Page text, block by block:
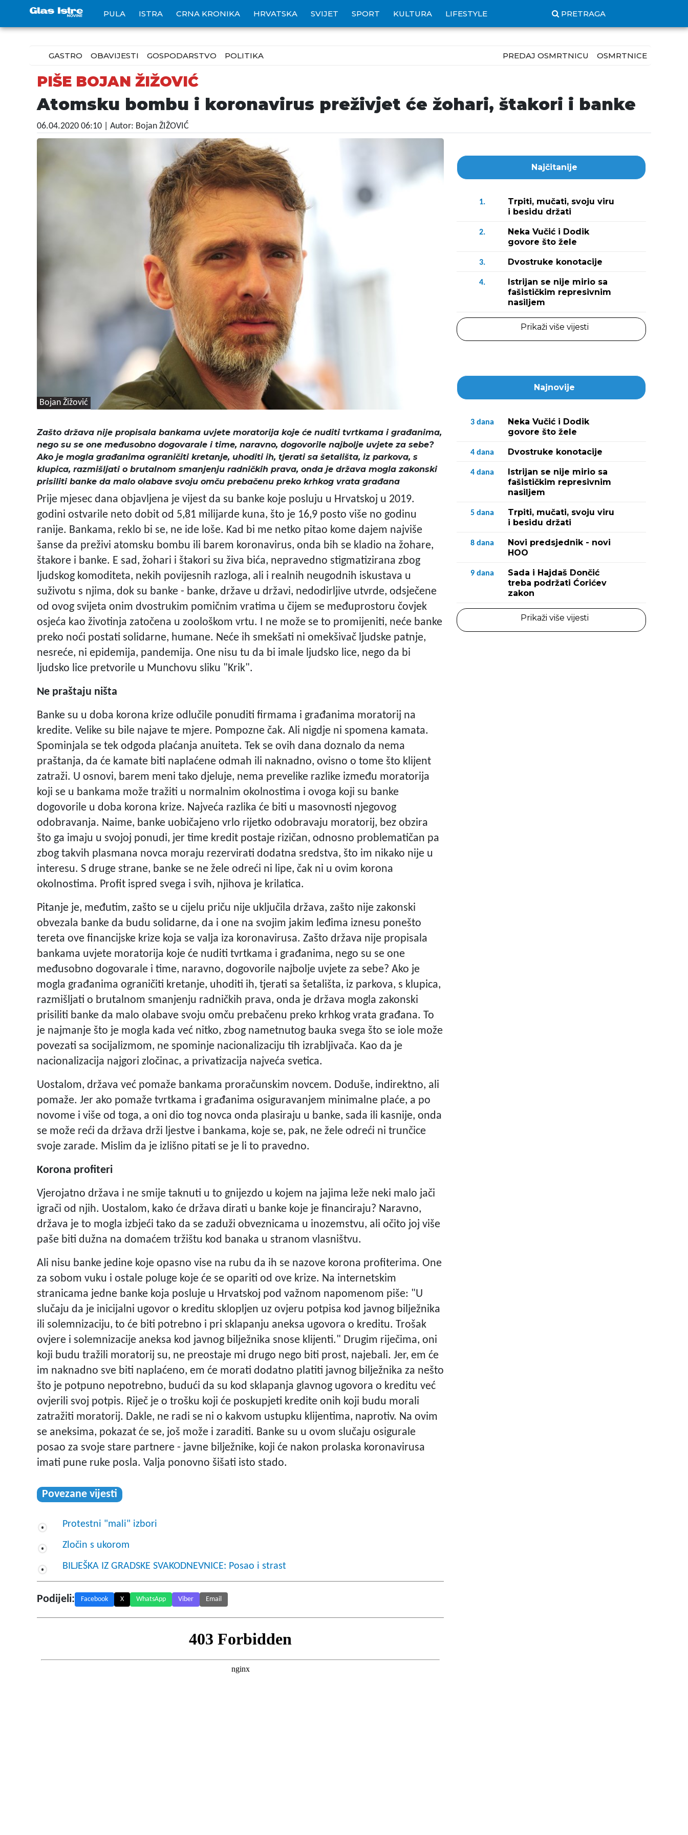
PULA ISTRA CRNA KRONIKA HRVATSKA SVIJET SPORT KULTURA LIFESTYLE PRETRAGA
GASTRO OBAVIJESTI GOSPODARSTVO POLITIKA PREDAJ OSMRTNICU OSMRTNICE
PIŠE BOJAN ŽIŽOVIĆ
Atomsku bombu i koronavirus preživjet će žohari, štakori i banke
06.04.2020 06:10 | Autor: Bojan ŽIŽOVIĆ
Bojan Žižović
Zašto država nije propisala bankama uvjete moratorija koje će nuditi tvrtkama i građanima,
nego su se one međusobno dogovarale i time, naravno, dogovorile najbolje uvjete za sebe?
Ako je mogla građanima ograničiti kretanje, uhoditi ih, tjerati sa šetališta, iz parkova, s
klupica, razmišljati o brutalnom smanjenju radničkih prava, onda je država mogla zakonski
prisiliti banke da malo olabave svoju omču prebačenu preko krhkog vrata građana
Prije mjesec dana objavljena je vijest da su banke koje posluju u Hrvatskoj u 2019.
godini ostvarile neto dobit od 5,81 milijarde kuna, što je 16,9 posto više no godinu
ranije. Bankama, reklo bi se, ne ide loše. Kad bi me netko pitao kome dajem najviše
šanse da preživi atomsku bombu ili barem koronavirus, onda bih se kladio na žohare,
štakore i banke. E sad, žohari i štakori su živa bića, nepravedno stigmatizirana zbog
ljudskog komoditeta, nekih povijesnih razloga, ali i realnih neugodnih iskustava u
suživotu s njima, dok su banke - banke, države u državi, nedodirljive utvrde, odsječene
od ovog svijeta onim dvostrukim pomičnim vratima u čijem se međuprostoru čovjek
osjeća kao životinja zatočena u zoološkom vrtu. I ne može se to promijeniti, neće banke
preko noći postati solidarne, humane. Neće ih smekšati ni omekšivač ljudske patnje,
nesreće, ni epidemija, pandemija. One nisu tu da bi imale ljudsko lice, nego da bi
ljudsko lice pretvorile u Munchovu sliku "Krik".
Ne praštaju ništa
Banke su u doba korona krize odlučile ponuditi firmama i građanima moratorij na
kredite. Velike su bile najave te mjere. Pompozne čak. Ali nigdje ni spomena kamata.
Spominjala se tek odgoda plaćanja anuiteta. Tek se ovih dana doznalo da nema
praštanja, da će kamate biti naplaćene odmah ili naknadno, ovisno o tome što klijent
zatraži. U osnovi, barem meni tako djeluje, nema prevelike razlike između moratorija
koji se u bankama može tražiti u normalnim okolnostima i ovoga koji su banke
dogovorile u doba korona krize. Najveća razlika će biti u masovnosti njegovog
odobravanja. Naime, banke uobičajeno vrlo rijetko odobravaju moratorij, bez obzira
što ga imaju u svojoj ponudi, jer time kredit postaje rizičan, odnosno problematičan pa
zbog takvih plasmana novca moraju rezervirati dodatna sredstva, što im nikako nije u
interesu. S druge strane, banke se ne žele odreći ni lipe, čak ni u ovim korona
okolnostima. Profit ispred svega i svih, njihova je krilatica.
Pitanje je, međutim, zašto se u cijelu priču nije uključila država, zašto nije zakonski
obvezala banke da budu solidarne, da i one na svojim jakim leđima iznesu ponešto
tereta ove financijske krize koja se valja iza koronavirusa. Zašto država nije propisala
bankama uvjete moratorija koje će nuditi tvrtkama i građanima, nego su se one
međusobno dogovarale i time, naravno, dogovorile najbolje uvjete za sebe? Ako je
mogla građanima ograničiti kretanje, uhoditi ih, tjerati sa šetališta, iz parkova, s klupica,
razmišljati o brutalnom smanjenju radničkih prava, onda je država mogla zakonski
prisiliti banke da malo olabave svoju omču prebačenu preko krhkog vrata građana. To
je najmanje što je mogla kada već nitko, zbog nametnutog bauka svega što se iole može
povezati sa socijalizmom, ne spominje nacionalizaciju tih izrabljivača. Kao da je
nacionalizacija najgori zločinac, a privatizacija najveća svetica.
Uostalom, država već pomaže bankama proračunskim novcem. Doduše, indirektno, ali
pomaže. Jer ako pomaže tvrtkama i građanima osiguravanjem minimalne plaće, a po
novome i više od toga, a oni dio tog novca onda plasiraju u banke, sada ili kasnije, onda
se može reći da država drži ljestve i bankama, koje se, pak, ne žele odreći ni trunčice
svoje zarade. Mislim da je izlišno pitati se je li to pravedno.
Korona profiteri
Vjerojatno država i ne smije taknuti u to gnijezdo u kojem na jajima leže neki malo jači
igrači od njih. Uostalom, kako će država dirati u banke koje je financiraju? Naravno,
država je to mogla izbjeći tako da se zaduži obveznicama u inozemstvu, ali očito joj više
paše biti dužna na domaćem tržištu kod banaka u stranom vlasništvu.
Ali nisu banke jedine koje opasno vise na rubu da ih se nazove korona profiterima. One
za sobom vuku i ostale poluge koje će se opariti od ove krize. Na internetskim
stranicama jedne banke koja posluje u Hrvatskoj pod važnom napomenom piše: "U
slučaju da je inicijalni ugovor o kreditu sklopljen uz ovjeru potpisa kod javnog bilježnika
ili solemnizaciju, to će biti potrebno i pri sklapanju aneksa ugovora o kreditu. Trošak
ovjere i solemnizacije aneksa kod javnog bilježnika snose klijenti." Drugim riječima, oni
koji budu tražili moratorij su, ne preostaje mi drugo nego biti prost, najebali. Jer, em će
im naknadno sve biti naplaćeno, em će morati dodatno platiti javnog bilježnika za nešto
što je potpuno nepotrebno, budući da su kod sklapanja glavnog ugovora o kreditu već
ovjerili svoj potpis. Riječ je o trošku koji će poskupjeti kredite onih koji budu morali
zatražiti moratorij. Dakle, ne radi se ni o kakvom ustupku klijentima, naprotiv. Na ovim
se aneksima, pokazat će se, još može i zaraditi. Banke su u ovom slučaju osigurale
posao za svoje stare partnere - javne bilježnike, koji će nakon prolaska koronavirusa
imati pune ruke posla. Valja ponovno šišati isto stado.
Povezane vijesti
Protestni "mali" izbori
Zločin s ukorom
BILJEŠKA IZ GRADSKE SVAKODNEVNICE: Posao i strast
Podijeli: Facebook X WhatsApp Viber Email
Najčitanije
1.
Trpiti, mučati, svoju viru
i besidu držati
2.
Neka Vučić i Dodik
govore što žele
3. Dvostruke konotacije
4.
Istrijan se nije mirio sa
fašističkim represivnim
nasiljem
Prikaži više vijesti
Najnovije
3 dana
Neka Vučić i Dodik
govore što žele
4 dana Dvostruke konotacije
4 dana
Istrijan se nije mirio sa
fašističkim represivnim
nasiljem
5 dana
Trpiti, mučati, svoju viru
i besidu držati
8 dana
Novi predsjednik - novi
HOO
9 dana
Sada i Hajdaš Dončić
treba podržati Ćorićev
zakon
Prikaži više vijesti